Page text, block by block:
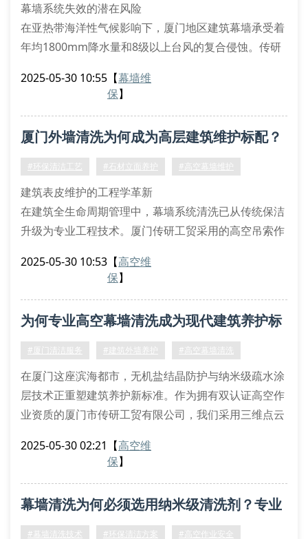
幕墙系统失效的潜在风险
在亚热带海洋性气候影响下，厦门地区建筑幕墙承受着
年均1800mm降水量和8级以上台风的复合侵蚀。传研
缝处，3年后胶条老化率可达72%，结构胶剥离强度下
专业维保的技术实现路径
光催化氧化清洗技术：采用tio₂纳米涂层处理，
2025-05-30 10:55 【幕墙维
保】
厦门外墙清洗为何成为高层建筑维护标配？
#环保清洁工艺 #石材立面养护 #高空幕墙维护
建筑表皮维护的工程学革新
在建筑全生命周期管理中，幕墙系统清洗已从传统保洁
升级为专业工程技术。厦门传研工贸采用的高空吊索作
精确计算锚点承载力。我们的纳米级光触媒涂层技术可
材料适配性清洗方案解析
针对不同幕墙材质特性，我们开发了梯度式清洗矩阵：
玻璃
2025-05-30 10:53 【高空维
保】
为何专业高空幕墙清洗成为现代建筑养护标
配？
#厦门清洁服务 #建筑外墙养护 #高空幕墙清洗
在厦门这座滨海都市，无机盐结晶防护与纳米级疏水涂
层技术正重塑建筑养护新标准。作为拥有双认证高空作
业资质的厦门市传研工贸有限公司，我们采用三维点云
清洗剂实现零损伤清洁。
们自主研发的磁吸附轨道机器人可完成曲面幕墙深度清
洁，搭配可调频声波除尘装置，对光伏幕墙组件实现无
2025-05-30 02:21 【高空维
保】
幕墙清洗为何必须选用纳米级清洗剂？专业
解答来了
#幕墙清洗技术 #环保清洁方案 #高空作业安全